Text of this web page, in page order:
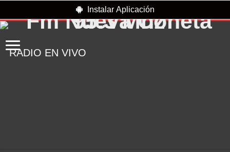
Instalar Aplicación
RADIO EN VIVO